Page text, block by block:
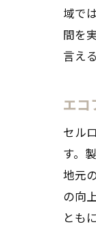
域で
間を
言え
エコ
セル
す。
地元
の向
とも